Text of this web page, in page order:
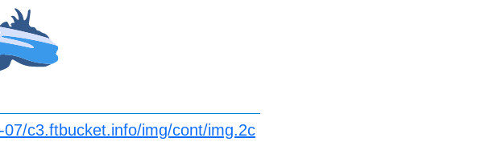
c3.ftbucket.info/img/cont/img.2c